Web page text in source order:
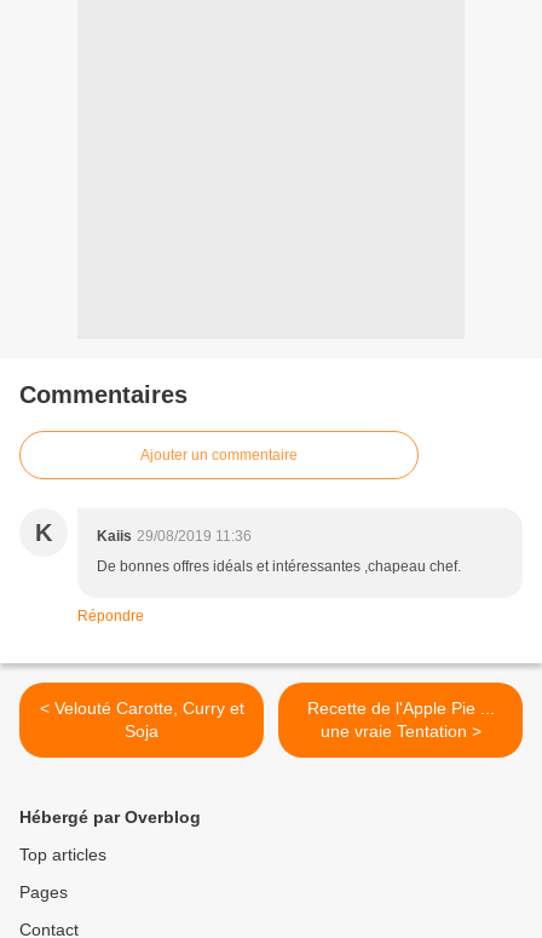
Commentaires
Ajouter un commentaire
K Kaiis 29/08/2019 11:36
De bonnes offres idéals et intéressantes ,chapeau chef.
Répondre
< Velouté Carotte, Curry et
Soja
Recette de l'Apple Pie ...
une vraie Tentation >
Hébergé par Overblog
Top articles
Pages
Contact